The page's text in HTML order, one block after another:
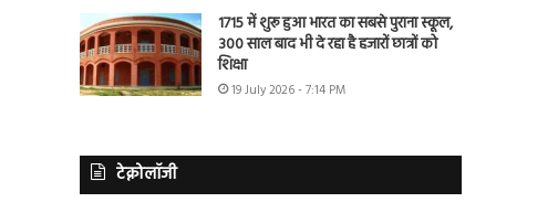
1715 में शुरू हुआ भारत का सबसे पुराना स्कूल,
300 साल बाद भी दे रहा है हजारों छात्रों को
शिक्षा
19 July 2026 - 7:14 PM
टेक्नोलॉजी